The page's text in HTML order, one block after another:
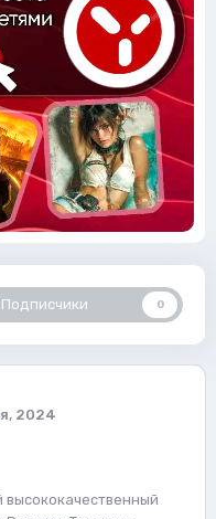
Подписчики 0
2024